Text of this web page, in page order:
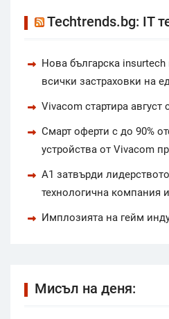
Techtrends.bg: IT
Нова българска
всички застраховки на
Vivacom стартира
Смарт оферти с до 90%
устройства от Vivacom
А1 затвърди
технологична компания
Имплозията на гейм
Мисъл на деня: